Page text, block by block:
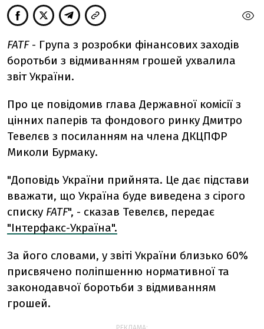
FATF - Група з розробки фінансових заходів
боротьби з відмиванням грошей ухвалила
звіт України.
Про це повідомив глава Державної комісії з
цінних паперів та фондового ринку Дмитро
Тевелєв з посиланням на члена ДКЦПФР
Миколи Бурмаку.
"Доповідь України прийнята. Це дає підстави
вважати, що Україна буде виведена з сірого
списку FATF", - сказав Тевелєв, передає
"Інтерфакс-Україна".
За його словами, у звіті України близько 60%
присвячено поліпшенню нормативної та
законодавчої боротьби з відмиванням
грошей.